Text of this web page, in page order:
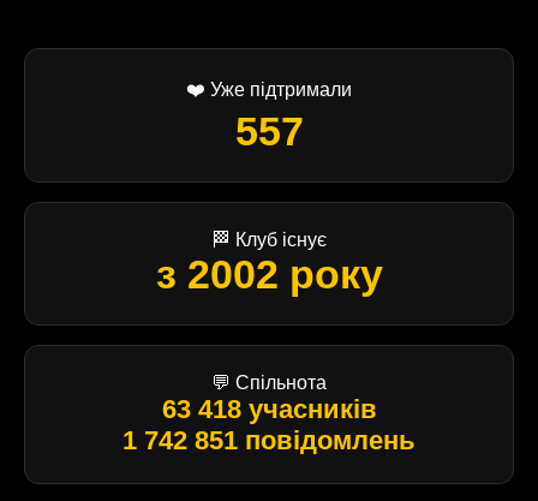
❤️ Уже підтримали
557
🏁 Клуб існує
з 2002 року
💬 Спільнота
63 418 учасників
1 742 851 повідомлень